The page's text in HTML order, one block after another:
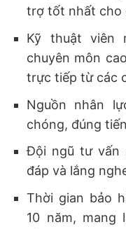
trợ tốt nhất cho
Kỹ thuật viên
chuyên môn
trực tiếp từ các
Nguồn nhân
chóng, đúng
Đội ngũ tư vấn
đáp và lắng
Thời gian bảo
10 năm, mang